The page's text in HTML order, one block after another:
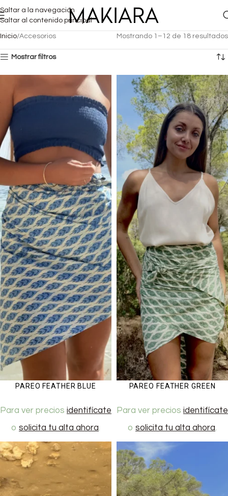
Saltar a la navegación
Saltar al contenido principal
Inicio Accesorios Mostrando 1–12 de 18 resultados
Mostrar filtros
PAREO FEATHER BLUE
Para ver precios identifícate
o solicita tu alta ahora.
PAREO FEATHER GREEN
Para ver precios identifícate
o solicita tu alta ahora.